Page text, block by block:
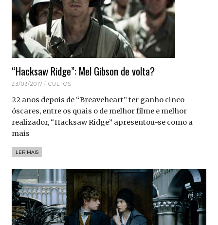
“Hacksaw Ridge”: Mel Gibson de volta?
23/03/2017 CULTOS
22 anos depois de “Breaveheart” ter ganho cinco
óscares, entre os quais o de melhor filme e melhor
realizador, “Hacksaw Ridge” apresentou-se como a
mais
LER MAIS